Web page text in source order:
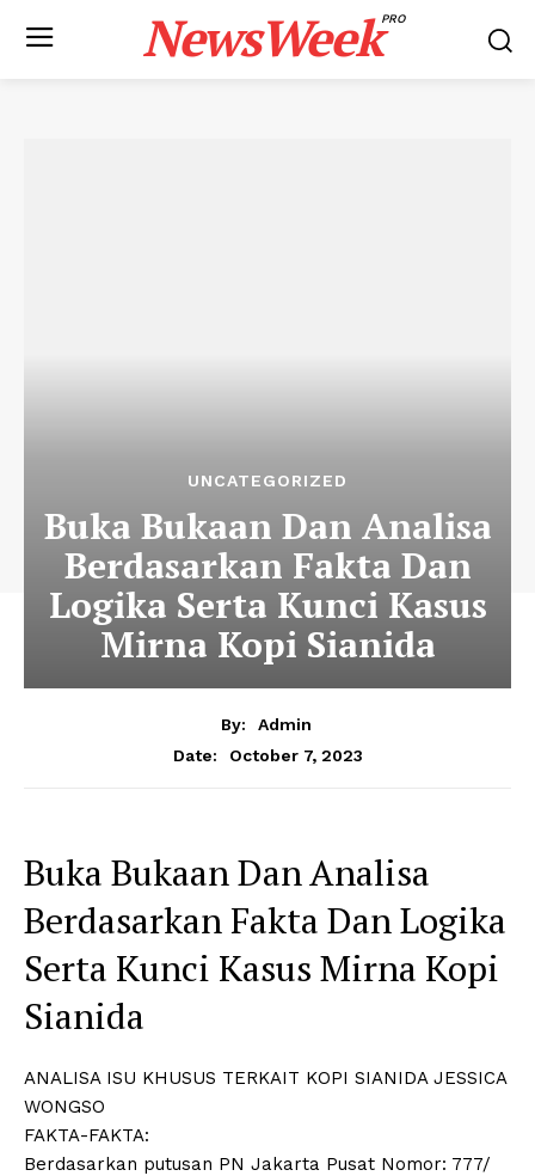
NewsWeekPRO
UNCATEGORIZED
Buka Bukaan Dan Analisa
Berdasarkan Fakta Dan
Logika Serta Kunci Kasus
Mirna Kopi Sianida
By:
Admin
Date:
October 7, 2023
Buka Bukaan Dan Analisa
Berdasarkan Fakta Dan Logika
Serta Kunci Kasus Mirna Kopi
Sianida
ANALISA ISU KHUSUS TERKAIT KOPI SIANIDA JESSICA
WONGSO
FAKTA-FAKTA:
Berdasarkan putusan PN Jakarta Pusat Nomor: 777/